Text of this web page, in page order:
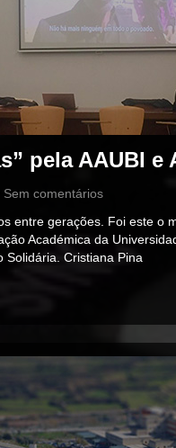
pela AAUBI e
Sem comentários
entre gerações. Foi este o
Académica da
Solidária. Cristiana Pina